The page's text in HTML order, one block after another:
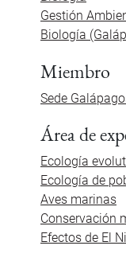
Gestión
Biología
Miembro
Sede
Área de
Ecología
Ecología de
Aves marinas
Conservación
Efectos de El